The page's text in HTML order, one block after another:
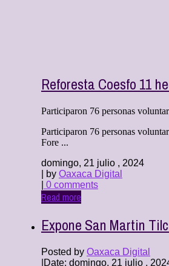
Reforesta Coesfo 11
Participaron 76 personas
Participaron 76 personas
Fore ...
domingo, 21 julio , 2024
| by Oaxaca Digital
0 comments
Read more
Expone San Martin
Posted by Oaxaca Digital
Date: domingo, 21 julio ,